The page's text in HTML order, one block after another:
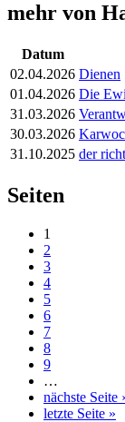
mehr von
Datum
02.04.2026 Dienen
01.04.2026 Die
31.03.2026
30.03.2026
31.10.2025 der
Seiten
1
2
3
4
5
6
7
8
9
…
nächste Seite ›
letzte Seite »